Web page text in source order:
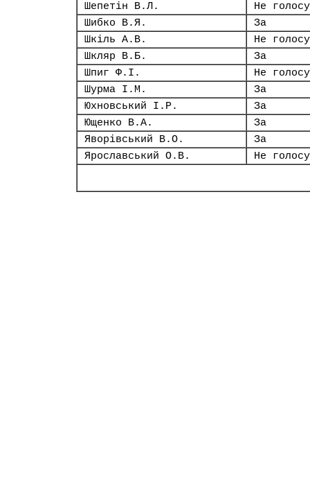
Шепетін В.Л.
Не
Шибко В.Я.
За
Шкіль А.В.
Не
Шкляр В.Б.
За
Шпиг Ф.І.
Не
Шурма І.М.
За
Юхновський І.Р.
За
Ющенко В.А.
За
Яворівський В.О.
За
Ярославський О.В.
Не